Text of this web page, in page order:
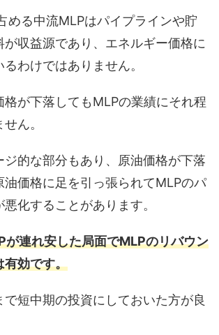
める中流MLPはパイプラインや貯
が収益源であり、エネルギー価格に
わけではありません。
格が下落してもMLPの業績にそれ程
ん。
ジ的な部分もあり、原油価格が下落
油価格に足を引っ張られてMLPのパ
化することがあります。
が連れ安した局面でMLPのリバウン
有効です。
で短中期の投資にしておいた方が良